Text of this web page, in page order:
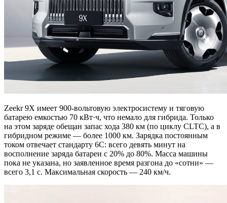
Zeekr 9X имеет 900-вольтовую электросистему и тяговую
батарею емкостью 70 кВт·ч, что немало для гибрида. Только
на этом заряде обещан запас хода 380 км (по циклу CLTC), а в
гибридном режиме — более 1000 км. Зарядка постоянным
током отвечает стандарту 6C: всего девять минут на
восполнение заряда батареи с 20% до 80%. Масса машины
пока не указана, но заявленное время разгона до «сотни» —
всего 3,1 с. Максимальная скорость — 240 км/ч.